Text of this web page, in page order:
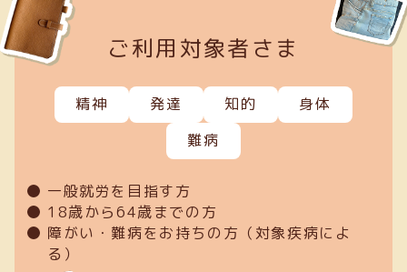
ご利用対象者さま
精神 発達 知的
身体
難病
一般就労を目指す方
18歳から64歳までの方
障がい・難病をお持ちの方（対象疾病によ
る）